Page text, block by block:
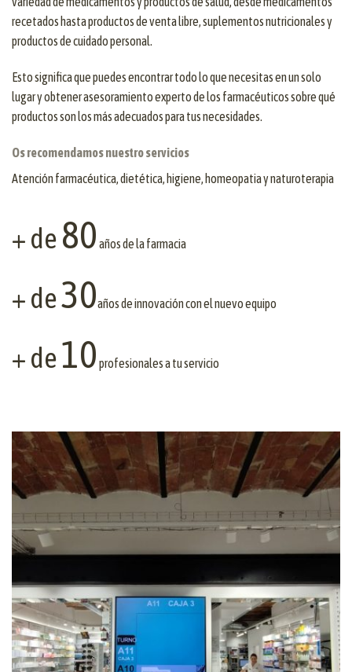
recetados hasta productos de venta libre, suplementos nutricionales y
productos de cuidado personal.
Esto significa que puedes encontrar todo lo que necesitas en un solo
lugar y obtener asesoramiento experto de los farmacéuticos sobre qué
productos son los más adecuados para tus necesidades.
Os recomendamos nuestro servicios
Atención farmacéutica, dietética, higiene, homeopatia y naturoterapia
+ de80 años de la farmacia
+ de30años de innovación con el nuevo equipo
+ de10 profesionales a tu servicio